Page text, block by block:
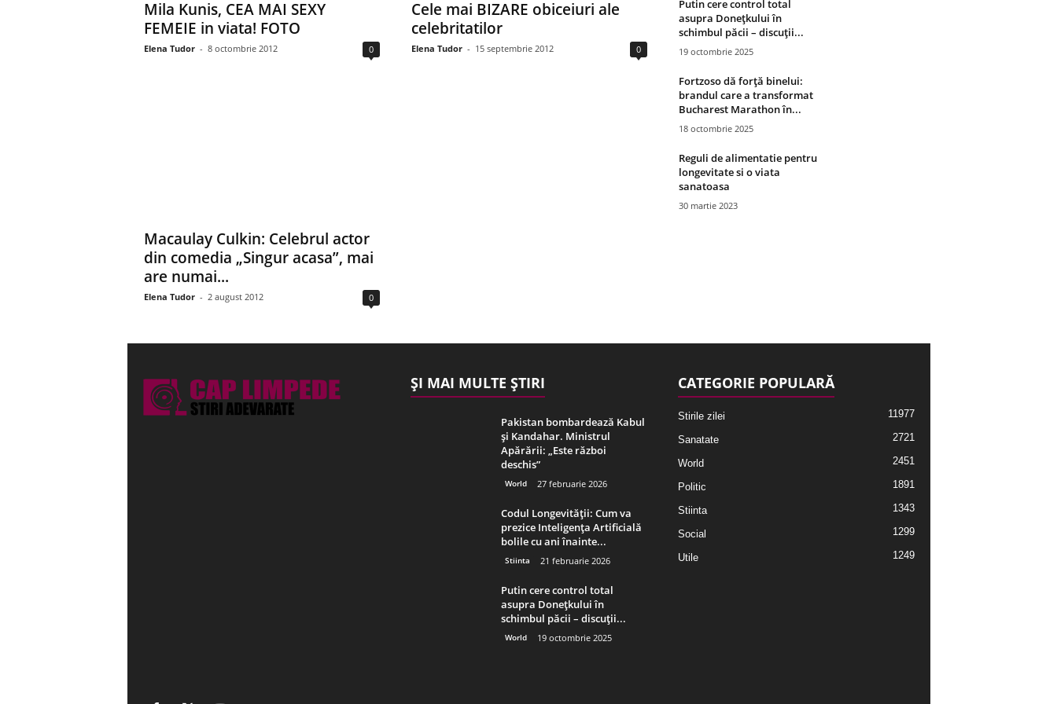
Mila Kunis, CEA MAI SEXY
FEMEIE in viata! FOTO
Elena Tudor - 8 octombrie 2012 0
Cele mai BIZARE obiceiuri ale
celebritatilor
Elena Tudor - 15 septembrie 2012 0
Macaulay Culkin: Celebrul actor
din comedia „Singur acasa”, mai
are numai...
Elena Tudor - 2 august 2012 0
Putin cere control total
asupra Donețkului în
schimbul păcii – discuții...
19 octombrie 2025
Fortzoso dă forță binelui:
brandul care a transformat
Bucharest Marathon în...
18 octombrie 2025
Reguli de alimentatie pentru
longevitate si o viata
sanatoasa
30 martie 2023
ȘI MAI MULTE ȘTIRI
Pakistan bombardează Kabul
și Kandahar. Ministrul
Apărării: „Este război
deschis”
World 27 februarie 2026
Codul Longevității: Cum va
prezice Inteligența Artificială
bolile cu ani înainte...
Stiinta 21 februarie 2026
Putin cere control total
asupra Donețkului în
schimbul păcii – discuții...
World 19 octombrie 2025
CATEGORIE POPULARĂ
Stirile zilei 11977
Sanatate 2721
World 2451
Politic 1891
Stiinta 1343
Social 1299
Utile 1249